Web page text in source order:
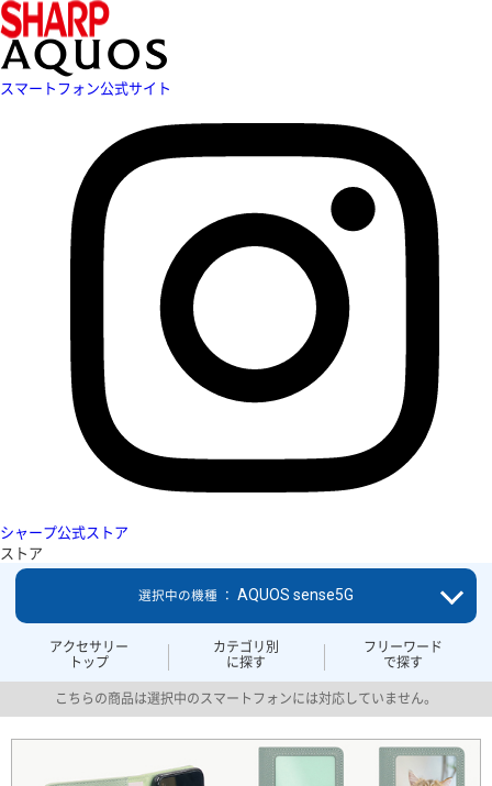
スマートフォン公式サイト
シャープ公式ストア
ストア
アクセサリー
トップ
カテゴリ別
に探す
フリーワード
で探す
選択中の機種 ： AQUOS sense5G
こちらの商品は選択中のスマートフォンには対応していません。